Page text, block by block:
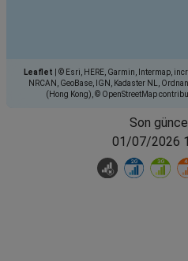
Leaflet
© Esri, HERE, Garmin, Intermap,
NRCAN, GeoBase, IGN, Kadaster NL,
(Hong Kong), © OpenStreetMap
Son
01/07/2026